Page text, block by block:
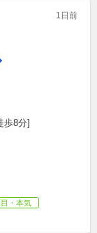
1日前
歩8分]
・本気